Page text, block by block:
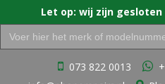
Zoek
naar:
073 822 0013
Let op: wij zijn